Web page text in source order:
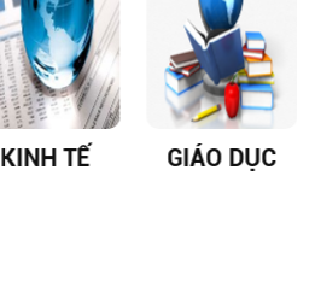
KINH TẾ GIÁO DỤC